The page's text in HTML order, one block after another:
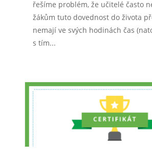
řešíme problém, že učitelé často
žákům tuto dovednost do života
nemají ve svých hodinách čas
s tím...